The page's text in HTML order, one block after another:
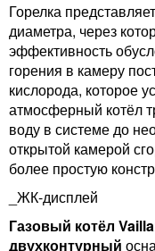
Горелка
диаметра, через
эффективность
горения в камеру
кислорода, которое
атмосферный котёл
воду в системе до
открытой камерой
более простую
_ЖК-дисплей
Газовый котёл
двухконтурный